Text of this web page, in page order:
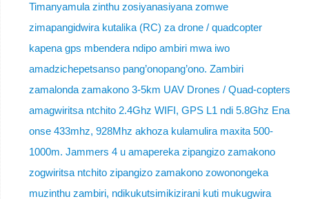
Timanyamula zinthu zosiyanasiyana zomwe
zimapangidwira kutalika (RC) za drone / quadcopter
kapena gps mbendera ndipo ambiri mwa iwo
amadzichepetsanso pang’onopang’ono. Zambiri
zamalonda zamakono 3-5km UAV Drones / Quad-copters
amagwiritsa ntchito 2.4Ghz WIFI, GPS L1 ndi 5.8Ghz Ena
onse 433mhz, 928Mhz akhoza kulamulira maxita 500-
1000m. Jammers 4 u amapereka zipangizo zamakono
zogwiritsa ntchito zipangizo zamakono zowonongeka
muzinthu zambiri, ndikukutsimikizirani kuti mukugwira